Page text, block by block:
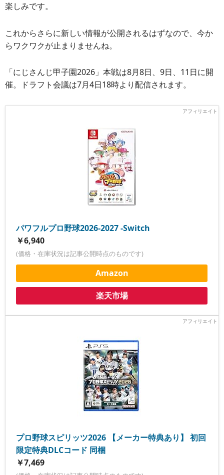
楽しみです。
これからさらに新しい情報が公開されるはずなので、今か
らワクワクが止まりませんね。
「にじさんじ甲子園2026」本戦は8月8日、9日、11日に開
催。ドラフト会議は7月4日18時より配信されます。
パワフルプロ野球2026-2027 -Switch
￥6,940
(価格・在庫状況は記事公開時点のものです)
Amazon
楽天市場
プロ野球スピリッツ2026 【メーカー特典あり】 初回
限定特典DLCコード 同梱
￥7,469